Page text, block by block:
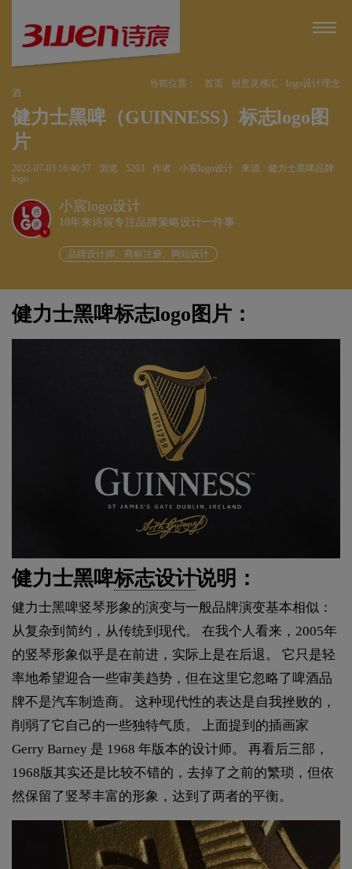
当前位置： 首页 创意灵感汇
logo设计理念
酒
健力士黑啤（GUINNESS）标志logo图
片
2022-07-03 16:40:57 浏览 5203 作者 小宸logo设计 来源
健力士黑啤品牌
logo
v
小宸logo设计
18年来诗宸专注品牌策略设计一件事
品牌设计师、商标注册、网站设计
健力士黑啤标志logo图片：
健力士黑啤标志设计说明：
健力士黑啤竖琴形象的演变与一般品牌演变基本相似：
从复杂到简约，从传统到现代。 在我个人看来，2005年
的竖琴形象似乎是在前进，实际上是在后退。 它只是轻
率地希望迎合一些审美趋势，但在这里它忽略了啤酒品
牌不是汽车制造商。 这种现代性的表达是自我挫败的，
削弱了它自己的一些独特气质。 上面提到的插画家
Gerry Barney 是 1968 年版本的设计师。 再看后三部，
1968版其实还是比较不错的，去掉了之前的繁琐，但依
然保留了竖琴丰富的形象，达到了两者的平衡。